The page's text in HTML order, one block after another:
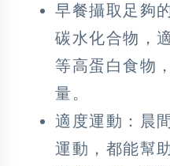
早餐攝取足夠
碳水化合物，
等高蛋白食物
量。
適度運動：晨
運動，都能幫